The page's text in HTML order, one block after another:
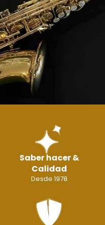
Saber hacer &
Calidad
Desde 1978